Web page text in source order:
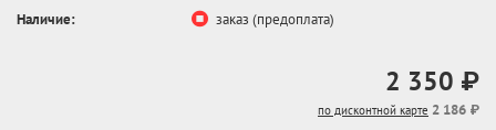
Наличие:
заказ (предоплата)
2 350 ₽
по дисконтной карте 2 186 ₽